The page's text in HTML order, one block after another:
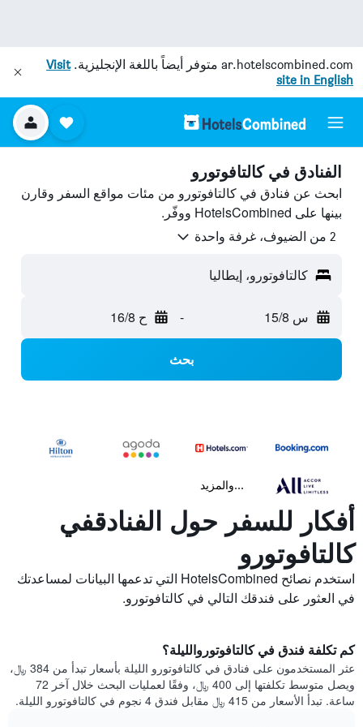
ar.hotelscombined.com متوفر أيضاً باللغة الإنجليزية.Visit
site in English
الفنادق في كالتافوتورو
ابحث عن فنادق في كالتافوتورو من مئات مواقع السفر وقارن
بينها على HotelsCombined ووفّر.
2 من الضيوف، غرفة واحدة
كالتافوتورو، إيطاليا
س 15/8 - ح 16/8
بحث
...والمزيد
أفكار للسفر حول الفنادقفي
كالتافوتورو
استخدم نصائح HotelsCombined التي تدعمها البيانات لمساعدتك
في العثور على فندقك التالي في كالتافوتورو.
كم تكلفة فندق في كالتافوتوروالليلة؟
عثر المستخدمون على فنادق في كالتافوتورو الليلة بأسعار تبدأ من 384 ﷼،
ويصل متوسط تكلفتها إلى 400 ﷼، وفقًا لعمليات البحث خلال آخر 72
ساعة. تبدأ الأسعار من 415 ﷼ مقابل فندق 4 نجوم في كالتافوتورو الليلة.